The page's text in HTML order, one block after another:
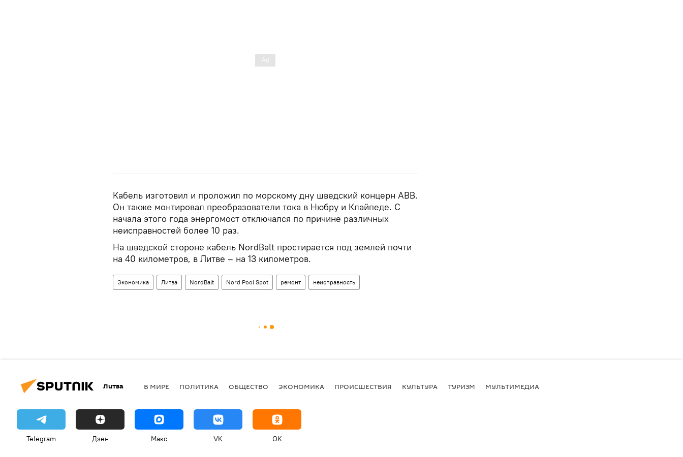
Кабель изготовил и проложил по морскому дну шведский концерн ABB.
Он также монтировал преобразователи тока в Нюбру и Клайпеде. С
начала этого года энергомост отключался по причине различных
неисправностей более 10 раз.
На шведской стороне кабель NordBalt простирается под землей почти
на 40 километров, в Литве – на 13 километров.
Экономика Литва NordBalt Nord Pool Spot ремонт неисправность
Литва В МИРЕ ПОЛИТИКА ОБЩЕСТВО ЭКОНОМИКА ПРОИСШЕСТВИЯ КУЛЬТУРА ТУРИЗМ МУЛЬТИМЕДИА
Telegram Дзен Макс VK OK